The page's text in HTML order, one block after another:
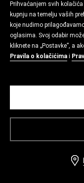
Prihvaćanjem svih
kupnju na temelju vaših
koje nudimo
oglasima. Svoj odabir
kliknete na „Postavke”, a
Pravila o kolačićima i